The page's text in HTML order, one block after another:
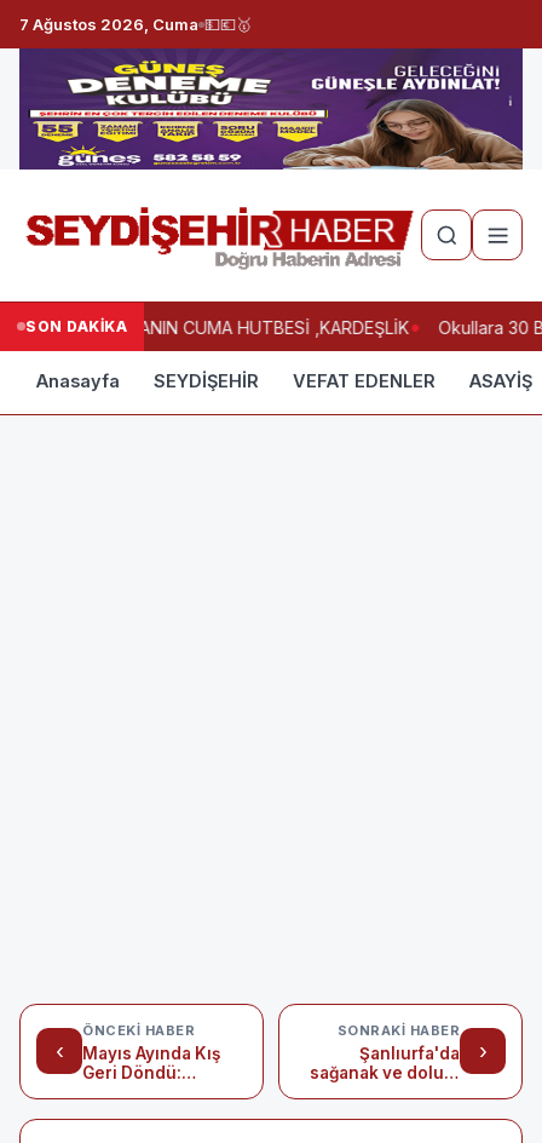
7 Ağustos 2026, Cuma 💵💶🥇
SON DAKİKAHAFTANIN CUMA HUTBESİ ,KARDEŞLİK Okullara 30
Anasayfa SEYDİŞEHİR VEFAT EDENLER ASAYİŞ
‹
ÖNCEKI HABER
Mayıs Ayında Kış
Geri Döndü:
›
SONRAKI HABER
Şanlıurfa'da
sağanak ve dolu: 1